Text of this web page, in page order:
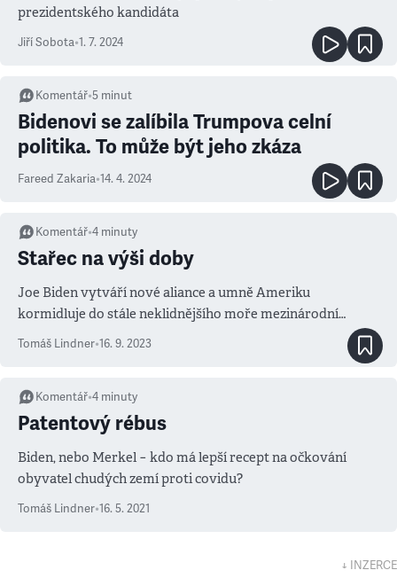
prezidentského kandidáta
Jiří Sobota•1. 7. 2024
Komentář•5 minut
Bidenovi se zalíbila Trumpova celní
politika. To může být jeho zkáza
Fareed Zakaria•14. 4. 2024
Komentář•4 minuty
Stařec na výši doby
Joe Biden vytváří nové aliance a umně Ameriku
kormidluje do stále neklidnějšího moře mezinárodní
politiky
Tomáš Lindner•16. 9. 2023
Komentář•4 minuty
Patentový rébus
Biden, nebo Merkel − kdo má lepší recept na očkování
obyvatel chudých zemí proti covidu?
Tomáš Lindner•16. 5. 2021
↓ INZERCE